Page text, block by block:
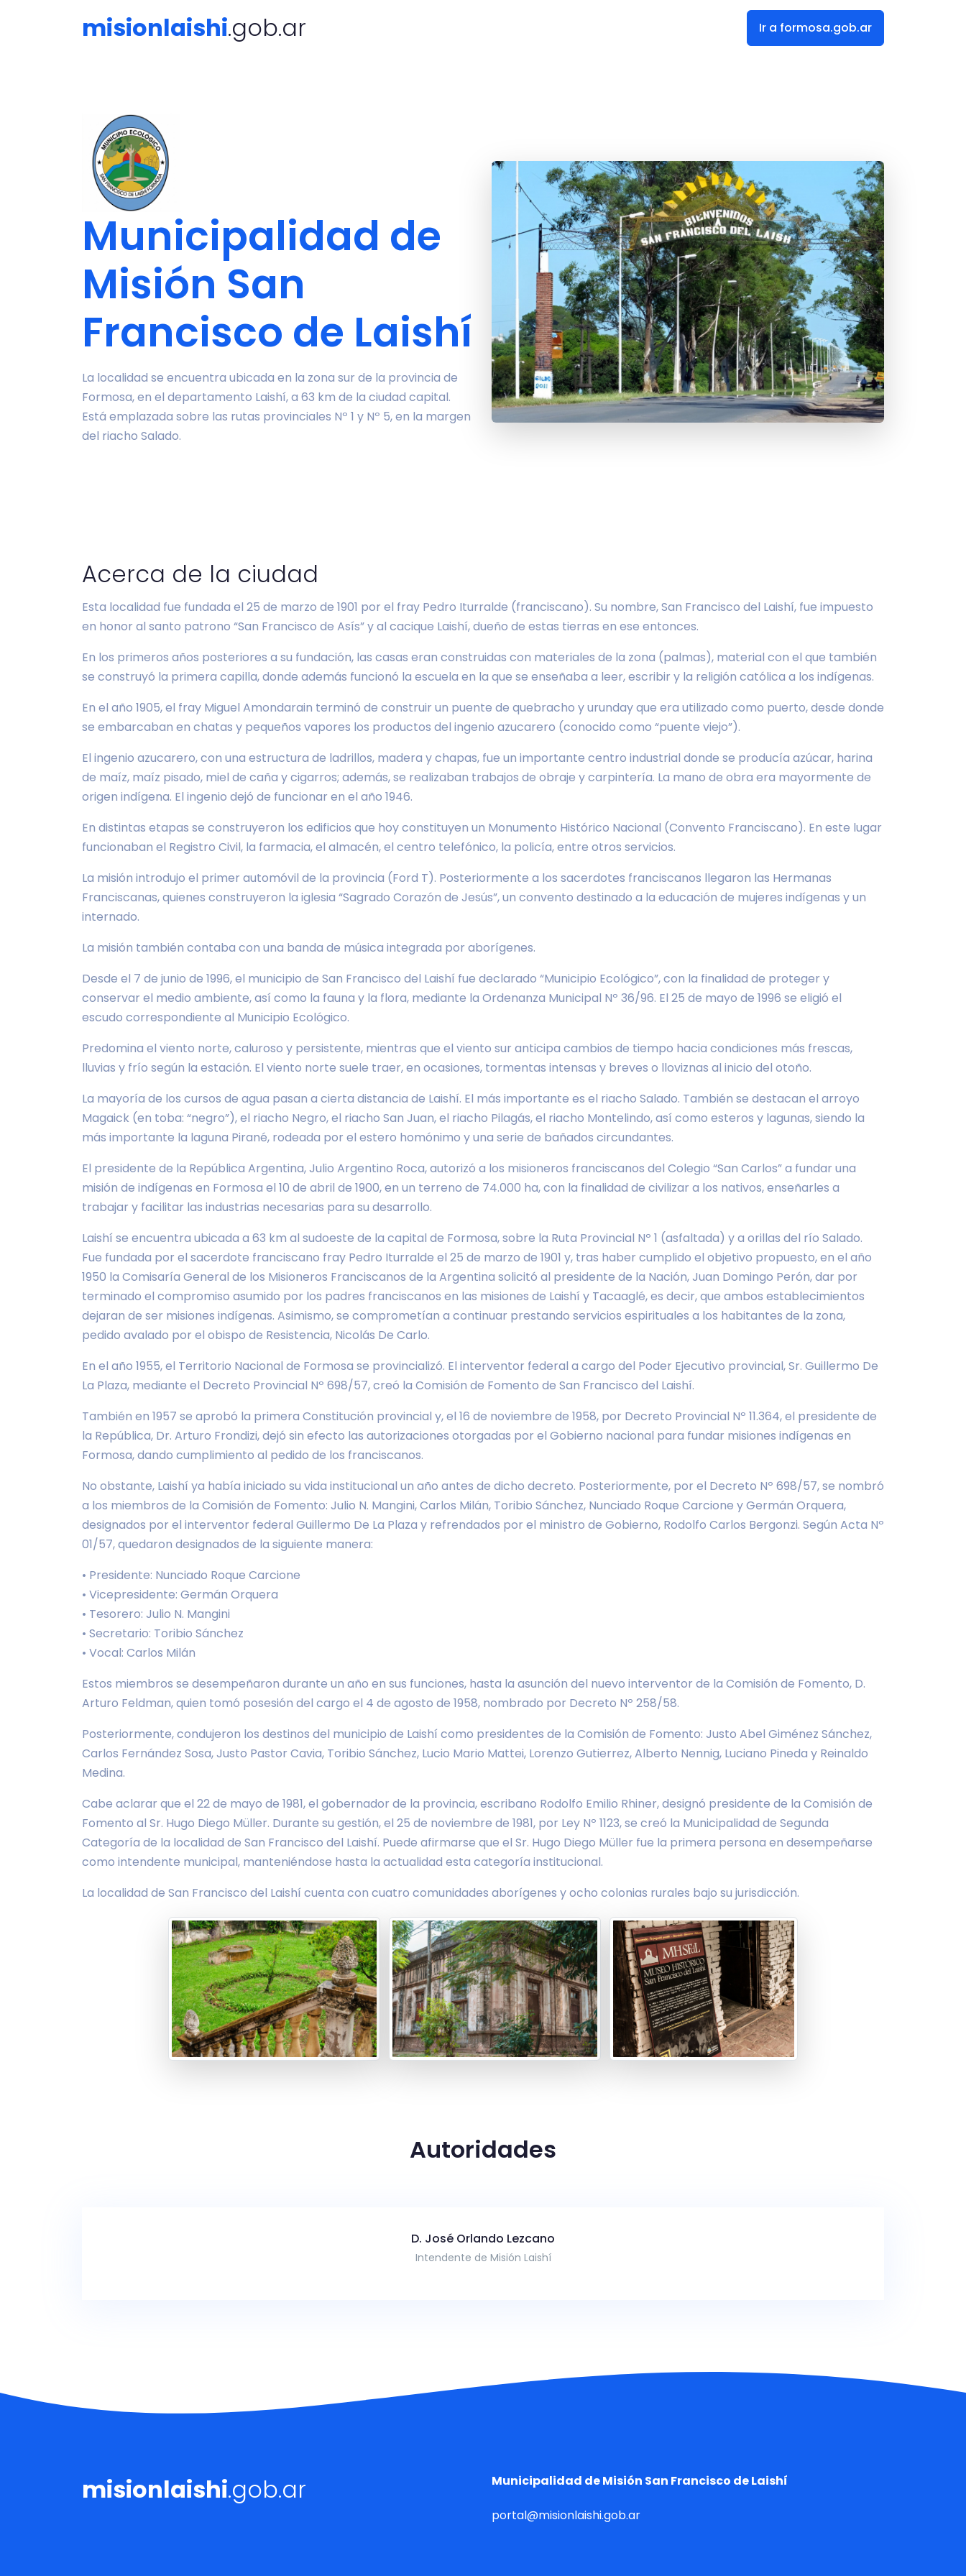
misionlaishi.gob.ar Ir a formosa.gob.ar
Municipalidad de
Misión San
Francisco de Laishí
La localidad se encuentra ubicada en la zona sur de la provincia de
Formosa, en el departamento Laishí, a 63 km de la ciudad capital.
Está emplazada sobre las rutas provinciales Nº 1 y Nº 5, en la margen
del riacho Salado.
Acerca de la ciudad
Esta localidad fue fundada el 25 de marzo de 1901 por el fray Pedro Iturralde (franciscano). Su nombre, San Francisco del Laishí, fue impuesto
en honor al santo patrono “San Francisco de Asís” y al cacique Laishí, dueño de estas tierras en ese entonces.
En los primeros años posteriores a su fundación, las casas eran construidas con materiales de la zona (palmas), material con el que también
se construyó la primera capilla, donde además funcionó la escuela en la que se enseñaba a leer, escribir y la religión católica a los indígenas.
En el año 1905, el fray Miguel Amondarain terminó de construir un puente de quebracho y urunday que era utilizado como puerto, desde donde
se embarcaban en chatas y pequeños vapores los productos del ingenio azucarero (conocido como “puente viejo”).
El ingenio azucarero, con una estructura de ladrillos, madera y chapas, fue un importante centro industrial donde se producía azúcar, harina
de maíz, maíz pisado, miel de caña y cigarros; además, se realizaban trabajos de obraje y carpintería. La mano de obra era mayormente de
origen indígena. El ingenio dejó de funcionar en el año 1946.
En distintas etapas se construyeron los edificios que hoy constituyen un Monumento Histórico Nacional (Convento Franciscano). En este lugar
funcionaban el Registro Civil, la farmacia, el almacén, el centro telefónico, la policía, entre otros servicios.
La misión introdujo el primer automóvil de la provincia (Ford T). Posteriormente a los sacerdotes franciscanos llegaron las Hermanas
Franciscanas, quienes construyeron la iglesia “Sagrado Corazón de Jesús”, un convento destinado a la educación de mujeres indígenas y un
internado.
La misión también contaba con una banda de música integrada por aborígenes.
Desde el 7 de junio de 1996, el municipio de San Francisco del Laishí fue declarado “Municipio Ecológico”, con la finalidad de proteger y
conservar el medio ambiente, así como la fauna y la flora, mediante la Ordenanza Municipal Nº 36/96. El 25 de mayo de 1996 se eligió el
escudo correspondiente al Municipio Ecológico.
Predomina el viento norte, caluroso y persistente, mientras que el viento sur anticipa cambios de tiempo hacia condiciones más frescas,
lluvias y frío según la estación. El viento norte suele traer, en ocasiones, tormentas intensas y breves o lloviznas al inicio del otoño.
La mayoría de los cursos de agua pasan a cierta distancia de Laishí. El más importante es el riacho Salado. También se destacan el arroyo
Magaick (en toba: “negro”), el riacho Negro, el riacho San Juan, el riacho Pilagás, el riacho Montelindo, así como esteros y lagunas, siendo la
más importante la laguna Pirané, rodeada por el estero homónimo y una serie de bañados circundantes.
El presidente de la República Argentina, Julio Argentino Roca, autorizó a los misioneros franciscanos del Colegio “San Carlos” a fundar una
misión de indígenas en Formosa el 10 de abril de 1900, en un terreno de 74.000 ha, con la finalidad de civilizar a los nativos, enseñarles a
trabajar y facilitar las industrias necesarias para su desarrollo.
Laishí se encuentra ubicada a 63 km al sudoeste de la capital de Formosa, sobre la Ruta Provincial Nº 1 (asfaltada) y a orillas del río Salado.
Fue fundada por el sacerdote franciscano fray Pedro Iturralde el 25 de marzo de 1901 y, tras haber cumplido el objetivo propuesto, en el año
1950 la Comisaría General de los Misioneros Franciscanos de la Argentina solicitó al presidente de la Nación, Juan Domingo Perón, dar por
terminado el compromiso asumido por los padres franciscanos en las misiones de Laishí y Tacaaglé, es decir, que ambos establecimientos
dejaran de ser misiones indígenas. Asimismo, se comprometían a continuar prestando servicios espirituales a los habitantes de la zona,
pedido avalado por el obispo de Resistencia, Nicolás De Carlo.
En el año 1955, el Territorio Nacional de Formosa se provincializó. El interventor federal a cargo del Poder Ejecutivo provincial, Sr. Guillermo De
La Plaza, mediante el Decreto Provincial Nº 698/57, creó la Comisión de Fomento de San Francisco del Laishí.
También en 1957 se aprobó la primera Constitución provincial y, el 16 de noviembre de 1958, por Decreto Provincial Nº 11.364, el presidente de
la República, Dr. Arturo Frondizi, dejó sin efecto las autorizaciones otorgadas por el Gobierno nacional para fundar misiones indígenas en
Formosa, dando cumplimiento al pedido de los franciscanos.
No obstante, Laishí ya había iniciado su vida institucional un año antes de dicho decreto. Posteriormente, por el Decreto Nº 698/57, se nombró
a los miembros de la Comisión de Fomento: Julio N. Mangini, Carlos Milán, Toribio Sánchez, Nunciado Roque Carcione y Germán Orquera,
designados por el interventor federal Guillermo De La Plaza y refrendados por el ministro de Gobierno, Rodolfo Carlos Bergonzi. Según Acta Nº
01/57, quedaron designados de la siguiente manera:
• Presidente: Nunciado Roque Carcione
• Vicepresidente: Germán Orquera
• Tesorero: Julio N. Mangini
• Secretario: Toribio Sánchez
• Vocal: Carlos Milán
Estos miembros se desempeñaron durante un año en sus funciones, hasta la asunción del nuevo interventor de la Comisión de Fomento, D.
Arturo Feldman, quien tomó posesión del cargo el 4 de agosto de 1958, nombrado por Decreto Nº 258/58.
Posteriormente, condujeron los destinos del municipio de Laishí como presidentes de la Comisión de Fomento: Justo Abel Giménez Sánchez,
Carlos Fernández Sosa, Justo Pastor Cavia, Toribio Sánchez, Lucio Mario Mattei, Lorenzo Gutierrez, Alberto Nennig, Luciano Pineda y Reinaldo
Medina.
Cabe aclarar que el 22 de mayo de 1981, el gobernador de la provincia, escribano Rodolfo Emilio Rhiner, designó presidente de la Comisión de
Fomento al Sr. Hugo Diego Müller. Durante su gestión, el 25 de noviembre de 1981, por Ley Nº 1123, se creó la Municipalidad de Segunda
Categoría de la localidad de San Francisco del Laishí. Puede afirmarse que el Sr. Hugo Diego Müller fue la primera persona en desempeñarse
como intendente municipal, manteniéndose hasta la actualidad esta categoría institucional.
La localidad de San Francisco del Laishí cuenta con cuatro comunidades aborígenes y ocho colonias rurales bajo su jurisdicción.
Autoridades
D. José Orlando Lezcano
Intendente de Misión Laishí
misionlaishi.gob.ar Municipalidad de Misión San Francisco de Laishí
portal@misionlaishi.gob.ar